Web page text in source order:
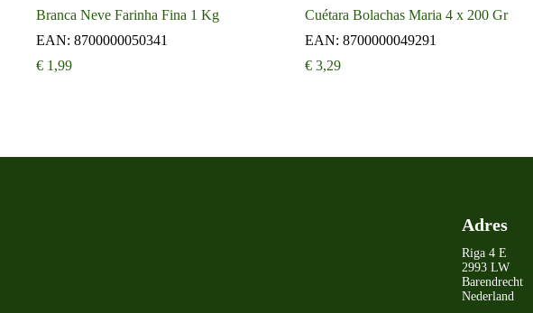
Branca Neve Farinha Fina 1 Kg
EAN: 8700000050341
€ 1,99
Cuétara Bolachas Maria 4 x 200 Gr
EAN: 8700000049291
€3,29
Adres
Riga 4 E
2993 LW
Barendrecht
Nederland